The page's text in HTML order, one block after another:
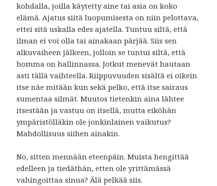
kohdalla, joilla käytetty aine tai asia on koko
elämä. Ajatus siitä luopumisesta on niin pelottava,
ettei sitä uskalla edes ajatella. Tuntuu siltä, että
ilman ei voi olla tai ainakaan pärjää. Siis sen
alkuvaiheen jälkeen, jolloin se tuntui siltä, että
homma on hallinnassa. Jotkut menevät hautaan
asti tällä vaihteella. Riippuvuuden sisältä ei oikein
itse näe mitään kun sekä pelko, että itse sairaus
sumentaa silmät. Muutos tietenkin aina lähtee
itsestään ja vastuu on itsellä, mutta eiköhän
ympäristölläkin ole jonkinlainen vaikutus?
Mahdollisuus siihen ainakin.
No, sitten mennään eteenpäin. Muista hengittää
edelleen ja tiedäthän, etten ole yrittämässä
vahingoittaa sinua? Älä pelkää siis.